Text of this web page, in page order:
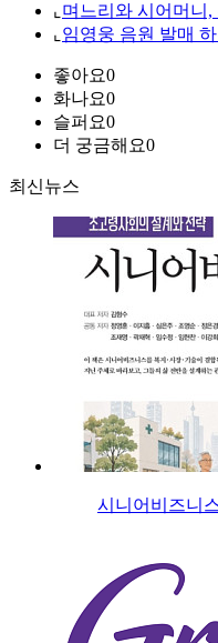
⌞ 며느리와 시어머니
⌞ 임영웅 음원 발매
좋아요0
화나요0
슬퍼요0
더 궁금해요0
최신뉴스
시니어비즈니